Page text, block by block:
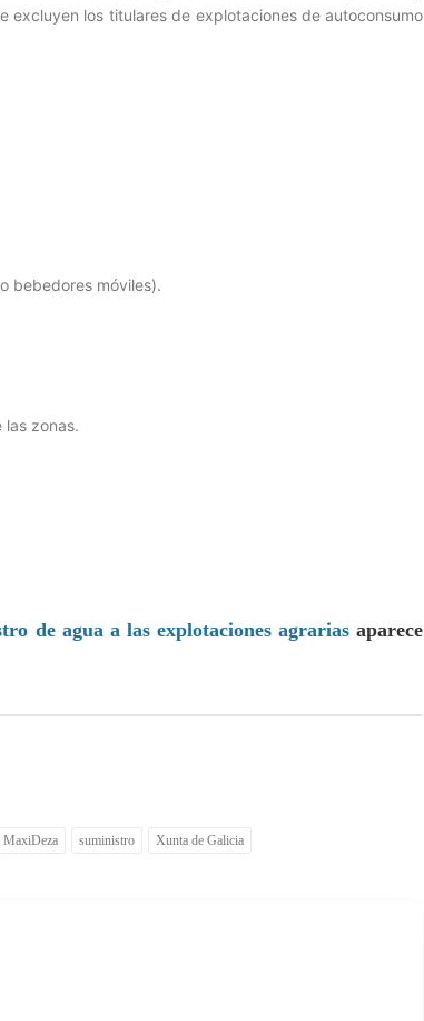
excluyen los titulares de explotaciones de autoconsumo
bebedores móviles).
zonas.
de agua a las explotaciones agrarias aparece
MaxiDeza suministro Xunta de Galicia